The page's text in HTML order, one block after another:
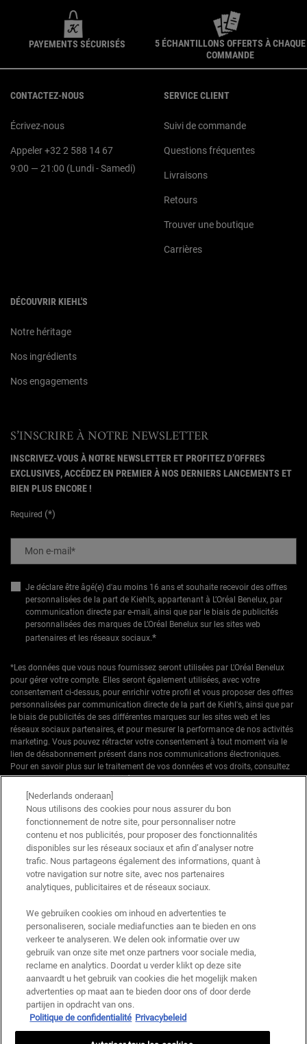
PAYEMENTS SÉCURISÉS
5 ÉCHANTILLONS OFFERTS À CHAQUE
COMMANDE
CONTACTEZ-NOUS
Écrivez-nous
Appeler +32 2 588 14 67
9:00 — 21:00 (Lundi - Samedi)
SERVICE CLIENT
Suivi de commande
Questions fréquentes
Livraisons
Retours
Trouver une boutique
Carrières
DÉCOUVRIR KIEHL'S
Notre héritage
Nos ingrédients
Nos engagements
S’INSCRIRE À NOTRE NEWSLETTER
INSCRIVEZ-VOUS À NOTRE NEWSLETTER ET PROFITEZ D’OFFRES
EXCLUSIVES, ACCÉDEZ EN PREMIER À NOS DERNIERS LANCEMENTS ET
BIEN PLUS ENCORE !
Required (*)
Mon e-mail*
Je déclare être âgé(e) d'au moins 16 ans et souhaite recevoir des offres
personnalisées de la part de Kiehl’s, appartenant à L’Oréal Benelux, par
communication directe par e-mail, ainsi que par le biais de publicités
personnalisées des marques de L’Oréal Benelux sur les sites web
partenaires et les réseaux sociaux.*
*Les données que vous nous fournissez seront utilisées par L'Oréal Benelux
pour gérer votre compte. Elles seront également utilisées, avec votre
consentement ci-dessus, pour enrichir votre profil et vous proposer des offres
personnalisées par communication directe de la part de Kiehl's, ainsi que par
le biais de publicités de ses différentes marques sur les sites web et les
réseaux sociaux partenaires, et pour mesurer la performance de nos activités
marketing. Vous pouvez rétracter votre consentement à tout moment via le
lien de désabonnement présent dans nos communications électroniques.
Pour en savoir plus sur le traitement de vos données et vos droits, consultez
notrePolitique de confidentialité.
* Offre de bienvenue valable pour une première commande. Non cumulable
avec d'autres offres ou promotions en cours, mais cumulable avec les offres
'Cadeau avec achat' . Utilisation limitée à une seule fois par client. Non
applicable sur les éditions limitées & ensembles.
Ce site est protégé par Cloudflare et la politique de confidentialité et les conditions
dutilisation sappliquent.
S’INSCRIRE
Informations sur le fabricant
KIEHL'S
14, rue Royale - 75008 Paris France
[Nederlands onderaan]
Nous utilisons des cookies pour nous assurer du bon
fonctionnement de notre site, pour personnaliser notre
contenu et nos publicités, pour proposer des fonctionnalités
disponibles sur les réseaux sociaux et afin d’analyser notre
trafic. Nous partageons également des informations, quant à
votre navigation sur notre site, avec nos partenaires
analytiques, publicitaires et de réseaux sociaux.
We gebruiken cookies om inhoud en advertenties te
personaliseren, sociale mediafuncties aan te bieden en ons
verkeer te analyseren. We delen ook informatie over uw
gebruik van onze site met onze partners voor sociale media,
reclame en analytics. Doordat u verder klikt op deze site
aanvaardt u het gebruik van cookies die het mogelijk maken
advertenties op maat aan te bieden door ons of door derde
partijen in opdracht van ons.
Politique de confidentialité Privacybeleid